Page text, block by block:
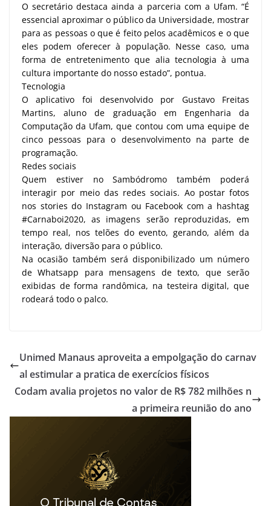
O secretário destaca ainda a parceria com a Ufam. “É
essencial aproximar o público da Universidade, mostrar
para as pessoas o que é feito pelos acadêmicos e o que
eles podem oferecer à população. Nesse caso, uma
forma de entretenimento que alia tecnologia à uma
cultura importante do nosso estado”, pontua.
Tecnologia
O aplicativo foi desenvolvido por Gustavo Freitas
Martins, aluno de graduação em Engenharia da
Computação da Ufam, que contou com uma equipe de
cinco pessoas para o desenvolvimento na parte de
programação.
Redes sociais
Quem estiver no Sambódromo também poderá
interagir por meio das redes sociais. Ao postar fotos
nos stories do Instagram ou Facebook com a hashtag
#Carnaboi2020, as imagens serão reproduzidas, em
tempo real, nos telões do evento, gerando, além da
interação, diversão para o público.
Na ocasião também será disponibilizado um número
de Whatsapp para mensagens de texto, que serão
exibidas de forma randômica, na testeira digital, que
rodeará todo o palco.
Unimed Manaus aproveita a empolgação do carnav
al estimular a pratica de exercícios físicos
Codam avalia projetos no valor de R$ 782 milhões n
a primeira reunião do ano